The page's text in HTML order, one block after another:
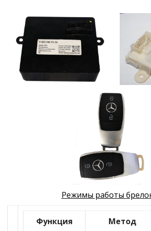
Режимы работы
Функция Метод